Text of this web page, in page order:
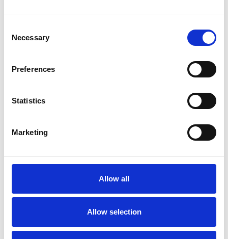
Selection
Necessary
Preferences
Statistics
Marketing
Allow all
Allow selection
due percento
Overview Economica
Repubblica Ceca